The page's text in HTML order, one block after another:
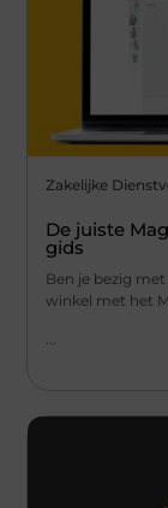
Zakelijke
De juiste
gids
Ben je bezig
winkel met het
...